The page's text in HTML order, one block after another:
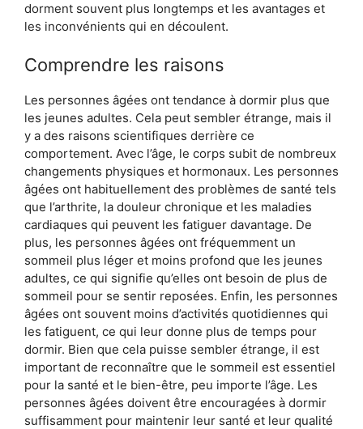
dorment souvent plus longtemps et les avantages et
les inconvénients qui en découlent.
Comprendre les raisons
Les personnes âgées ont tendance à dormir plus que
les jeunes adultes. Cela peut sembler étrange, mais il
y a des raisons scientifiques derrière ce
comportement. Avec l’âge, le corps subit de nombreux
changements physiques et hormonaux. Les personnes
âgées ont habituellement des problèmes de santé tels
que l’arthrite, la douleur chronique et les maladies
cardiaques qui peuvent les fatiguer davantage. De
plus, les personnes âgées ont fréquemment un
sommeil plus léger et moins profond que les jeunes
adultes, ce qui signifie qu’elles ont besoin de plus de
sommeil pour se sentir reposées. Enfin, les personnes
âgées ont souvent moins d’activités quotidiennes qui
les fatiguent, ce qui leur donne plus de temps pour
dormir. Bien que cela puisse sembler étrange, il est
important de reconnaître que le sommeil est essentiel
pour la santé et le bien-être, peu importe l’âge. Les
personnes âgées doivent être encouragées à dormir
suffisamment pour maintenir leur santé et leur qualité